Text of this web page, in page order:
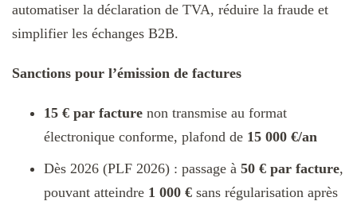
automatiser la déclaration de TVA, réduire la fraude et
simplifier les échanges B2B.
Sanctions pour l’émission de factures
15 € par facture non transmise au format
électronique conforme, plafond de 15 000 €/an
Dès 2026 (PLF 2026) : passage à 50 € par facture,
pouvant atteindre 1 000 € sans régularisation après